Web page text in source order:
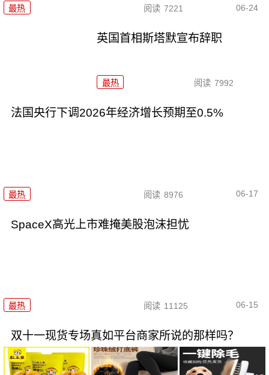
最热 阅读 7221 06-24
英国首相斯塔默宣布辞职
最热 阅读 7992
法国央行下调2026年经济增长预期至0.5%
最热 阅读 8976 06-17
SpaceX高光上市难掩美股泡沫担忧
最热 阅读 11125 06-15
双十一现货专场真如平台商家所说的那样吗？